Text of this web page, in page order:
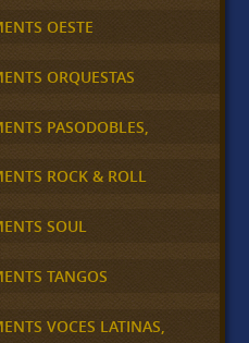
OESTE
ORQUESTAS
PASODOBLES,
ROCK & ROLL
SOUL
TANGOS
VOCES LATINAS,